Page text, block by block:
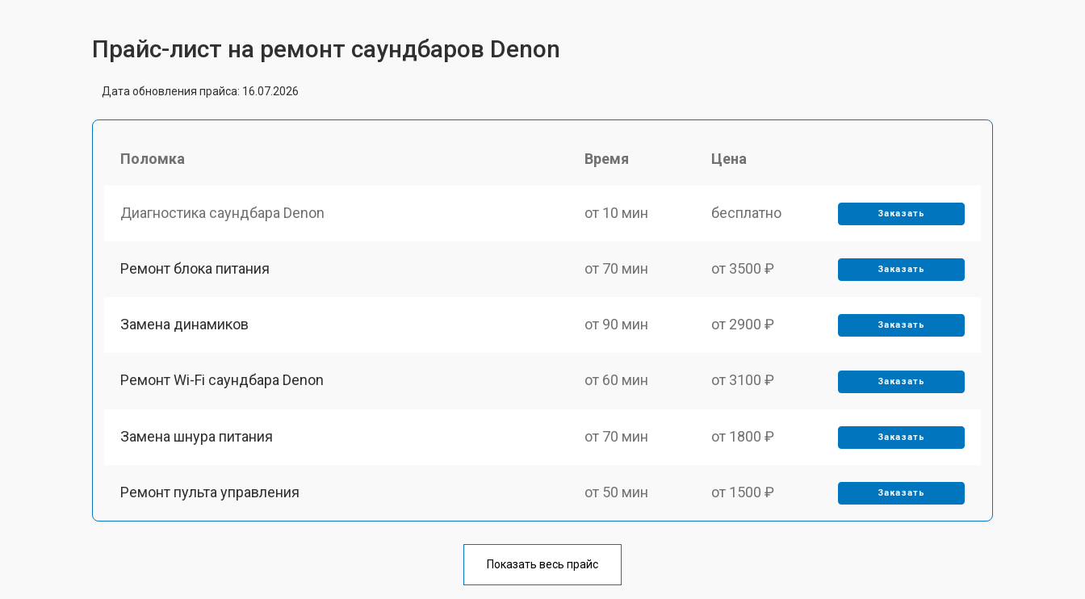
Прайс-лист на ремонт саундбаров Denon
Дата обновления прайса: 16.07.2026
Поломка Время Цена
Диагностика саундбара Denon от 10 мин бесплатно Заказать
Ремонт блока питания от 70 мин от 3500 ₽ Заказать
Замена динамиков от 90 мин от 2900 ₽ Заказать
Ремонт Wi-Fi саундбара Denon от 60 мин от 3100 ₽ Заказать
Замена шнура питания от 70 мин от 1800 ₽ Заказать
Ремонт пульта управления от 50 мин от 1500 ₽ Заказать
от 80 мин
Показать весь прайс